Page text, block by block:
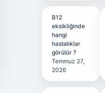
B12
eksikliğinde
hangi
hastalıklar
görülür ?
Temmuz 27,
2026